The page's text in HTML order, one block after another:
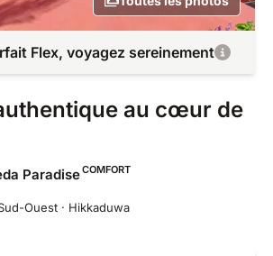
Flex, voyagez sereinement
au cœur de
ParadiseCOMFORT
Ouest · Hikkaduwa